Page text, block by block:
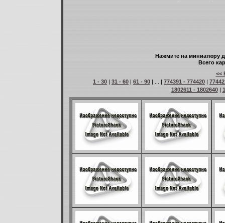
Нажмите на миниатюру
Всего
<<
1 - 30 | 31 - 60 | 61 - 90 | ... | 774391 - 774420 |
1802611 - 1802640|